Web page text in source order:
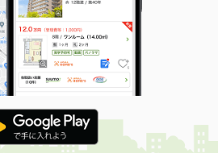
4.80万円
鳥取県鳥取市賀露町西１
44.82m²
2DK
4.60万円
鳥取県米子市両三柳